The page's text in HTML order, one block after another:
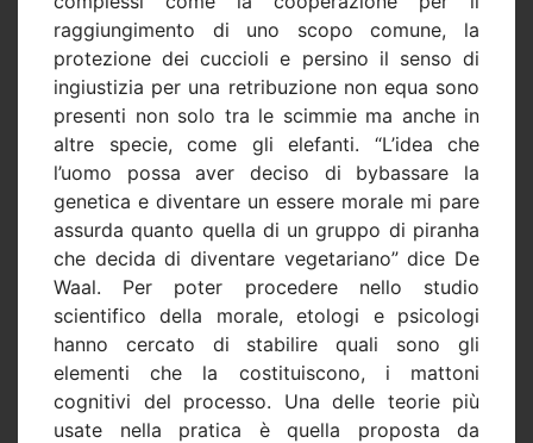
raggiungimento di uno scopo comune, la
protezione dei cuccioli e persino il senso di
ingiustizia per una retribuzione non equa sono
presenti non solo tra le scimmie ma anche in
altre specie, come gli elefanti. “L’idea che
l’uomo possa aver deciso di bybassare la
genetica e diventare un essere morale mi pare
assurda quanto quella di un gruppo di piranha
che decida di diventare vegetariano” dice De
Waal. Per poter procedere nello studio
scientifico della morale, etologi e psicologi
hanno cercato di stabilire quali sono gli
elementi che la costituiscono, i mattoni
cognitivi del processo. Una delle teorie più
usate nella pratica è quella proposta da